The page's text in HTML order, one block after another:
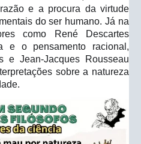
e a procura da virtude
do ser humano. Já na
como René Descartes
e o pensamento racional,
e Jean-Jacques Rousseau
sobre a natureza